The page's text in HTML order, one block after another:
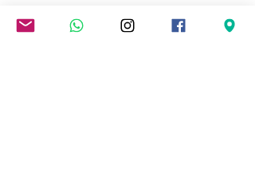
Entradas recientes Ver todo